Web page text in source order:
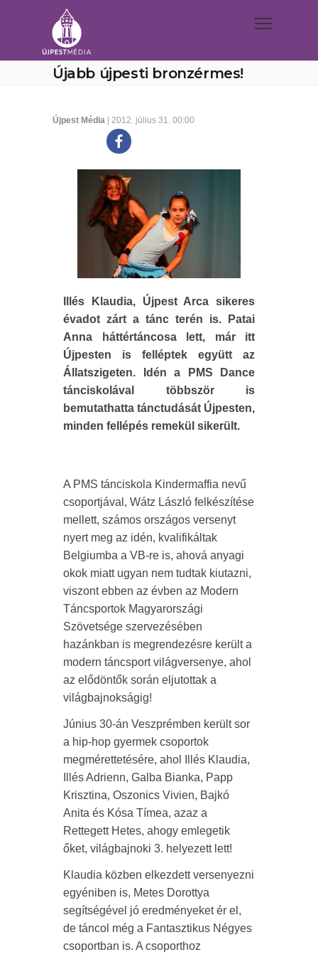
Újabb újpesti bronzérmes!
Újpest Média | 2012. július 31. 00:00
Illés Klaudia, Újpest Arca sikeres
évadot zárt a tánc terén is. Patai
Anna háttértáncosa lett, már itt
Újpesten is felléptek együtt az
Állatszigeten. Idén a PMS Dance
tánciskolával többször is
bemutathatta tánctudását Újpesten,
minden fellépés remekül sikerült.
A PMS tánciskola Kindermaffia nevű
csoportjával, Wátz László felkészítése
mellett, számos országos versenyt
nyert meg az idén, kvalifikáltak
Belgiumba a VB-re is, ahová anyagi
okok miatt ugyan nem tudtak kiutazni,
viszont ebben az évben az Modern
Táncsportok Magyarországi
Szövetsége szervezésében
hazánkban is megrendezésre került a
modern táncsport világversenye, ahol
az elődöntők során eljutottak a
világbajnokságig!
Június 30-án Veszprémben került sor
a hip-hop gyermek csoportok
megmérettetésére, ahol Illés Klaudia,
Illés Adrienn, Galba Bianka, Papp
Krisztina, Oszonics Vivien, Bajkó
Anita és Kósa Tímea, azaz a
Rettegett Hetes, ahogy emlegetik
őket, világbajnoki 3. helyezett lett!
Klaudia közben elkezdett versenyezni
egyéniben is, Metes Dorottya
segítségével jó eredményeket ér el,
de táncol még a Fantasztikus Négyes
csoportban is. A csoporthoz